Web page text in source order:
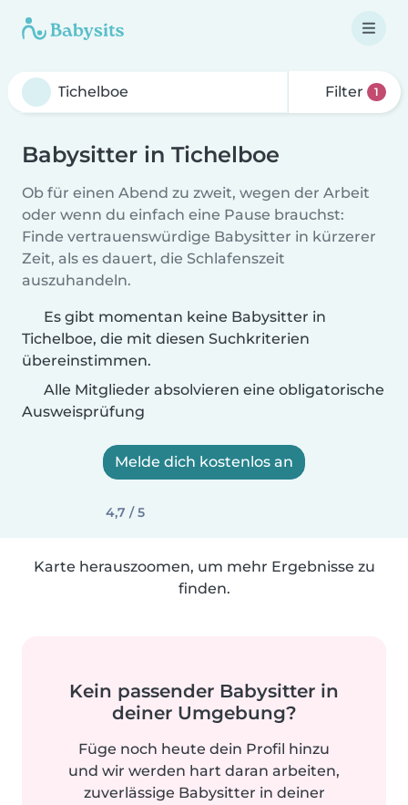
Filter 1
Babysitter in Tichelboe
Ob für einen Abend zu zweit, wegen der Arbeit
oder wenn du einfach eine Pause brauchst:
Finde vertrauenswürdige Babysitter in kürzerer
Zeit, als es dauert, die Schlafenszeit
auszuhandeln.
Es gibt momentan keine Babysitter in
Tichelboe, die mit diesen Suchkriterien
übereinstimmen.
Alle Mitglieder absolvieren eine obligatorische
Ausweisprüfung
Melde dich kostenlos an
4,7 / 5
Karte herauszoomen, um mehr Ergebnisse zu
finden.
Kein passender Babysitter in
deiner Umgebung?
Füge noch heute dein Profil hinzu
und wir werden hart daran arbeiten,
zuverlässige Babysitter in deiner